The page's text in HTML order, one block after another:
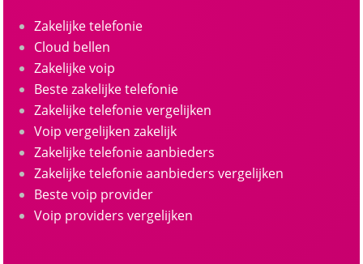
Zakelijke telefonie
Cloud bellen
Zakelijke voip
Beste zakelijke telefonie
Zakelijke telefonie vergelijken
Voip vergelijken zakelijk
Zakelijke telefonie aanbieders
Zakelijke telefonie aanbieders vergelijken
Beste voip provider
Voip providers vergelijken